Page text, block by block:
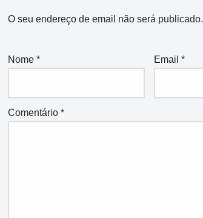
O seu endereço de email não será publicado.
Nome * Email *
Comentário *